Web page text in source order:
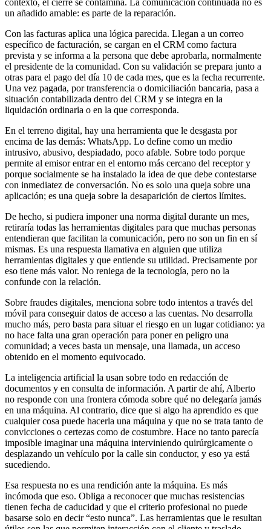
un añadido amable: es parte de la reparación.
Con las facturas aplica una lógica parecida. Llegan a un correo
específico de facturación, se cargan en el CRM como factura
prevista y se informa a la persona que debe aprobarla, normalmente
el presidente de la comunidad. Con su validación se prepara junto a
otras para el pago del día 10 de cada mes, que es la fecha recurrente.
Una vez pagada, por transferencia o domiciliación bancaria, pasa a
situación contabilizada dentro del CRM y se integra en la
liquidación ordinaria o en la que corresponda.
En el terreno digital, hay una herramienta que le desgasta por
encima de las demás: WhatsApp. Lo define como un medio
intrusivo, abusivo, despiadado, poco afable. Sobre todo porque
permite al emisor entrar en el entorno más cercano del receptor y
porque socialmente se ha instalado la idea de que debe contestarse
con inmediatez de conversación. No es solo una queja sobre una
aplicación; es una queja sobre la desaparición de ciertos límites.
De hecho, si pudiera imponer una norma digital durante un mes,
retiraría todas las herramientas digitales para que muchas personas
entendieran que facilitan la comunicación, pero no son un fin en sí
mismas. Es una respuesta llamativa en alguien que utiliza
herramientas digitales y que entiende su utilidad. Precisamente por
eso tiene más valor. No reniega de la tecnología, pero no la
confunde con la relación.
Sobre fraudes digitales, menciona sobre todo intentos a través del
móvil para conseguir datos de acceso a las cuentas. No desarrolla
mucho más, pero basta para situar el riesgo en un lugar cotidiano: ya
no hace falta una gran operación para poner en peligro una
comunidad; a veces basta un mensaje, una llamada, un acceso
obtenido en el momento equivocado.
La inteligencia artificial la usan sobre todo en redacción de
documentos y en consulta de información. A partir de ahí, Alberto
no responde con una frontera cómoda sobre qué no delegaría jamás
en una máquina. Al contrario, dice que si algo ha aprendido es que
cualquier cosa puede hacerla una máquina y que no se trata tanto de
convicciones o certezas como de costumbre. Hace no tanto parecía
imposible imaginar una máquina interviniendo quirúrgicamente o
desplazando un vehículo por la calle sin conductor, y eso ya está
sucediendo.
Esa respuesta no es una rendición ante la máquina. Es más
incómoda que eso. Obliga a reconocer que muchas resistencias
tienen fecha de caducidad y que el criterio profesional no puede
basarse solo en decir “esto nunca”. Las herramientas que le resultan